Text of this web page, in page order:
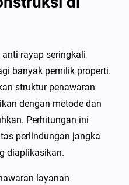
rayap seringkali
banyak pemilik properti.
struktur penawaran
dengan metode dan
Perhitungan ini
perlindungan jangka
diaplikasikan.
layanan